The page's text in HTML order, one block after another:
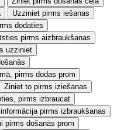
Uzziniet pirms iešanas
dodaties
pirms aizbraukšanas
uzziniet
pirms dodas prom
Ziniet to pirms iziešanas
pirms izbraucat
pirms izbraukšanas
pirms došanās prom